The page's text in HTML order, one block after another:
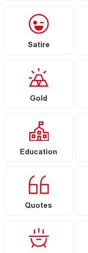
Satire
Gold
Education
Quotes